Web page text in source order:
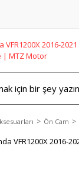
Ön Cam